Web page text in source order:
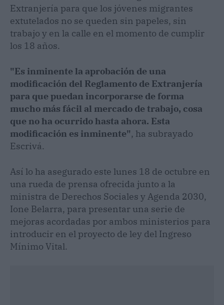
Extranjería para que los jóvenes migrantes
extutelados no se queden sin papeles, sin
trabajo y en la calle en el momento de cumplir
los 18 años.
"Es inminente la aprobación de una
modificación del Reglamento de Extranjería
para que puedan incorporarse de forma
mucho más fácil al mercado de trabajo, cosa
que no ha ocurrido hasta ahora. Esta
modificación es inminente", ha subrayado
Escrivá.
Así lo ha asegurado este lunes 18 de octubre en
una rueda de prensa ofrecida junto a la
ministra de Derechos Sociales y Agenda 2030,
Ione Belarra, para presentar una serie de
mejoras acordadas por ambos ministerios para
introducir en el proyecto de ley del Ingreso
Mínimo Vital.